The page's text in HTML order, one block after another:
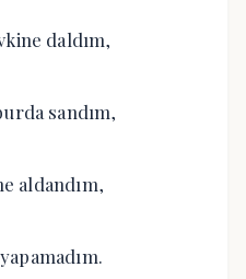
daldım,
sandım,
aldandım,